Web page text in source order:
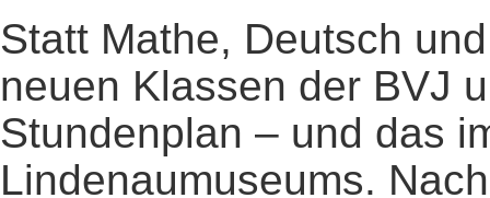
Statt Mathe, Deutsch
neuen Klassen der BVJ
Stundenplan – und das
Lindenaumuseums.